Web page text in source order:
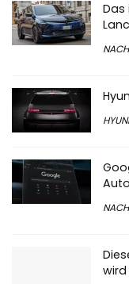
Das
wird